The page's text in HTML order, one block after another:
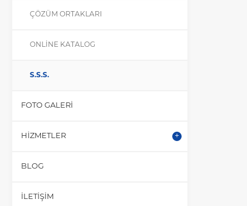
ÇÖZÜM ORTAKLARI
ONLINE KATALOG
S.S.S.
FOTO GALERI
HIZMETLER
BLOG
İLETIŞIM